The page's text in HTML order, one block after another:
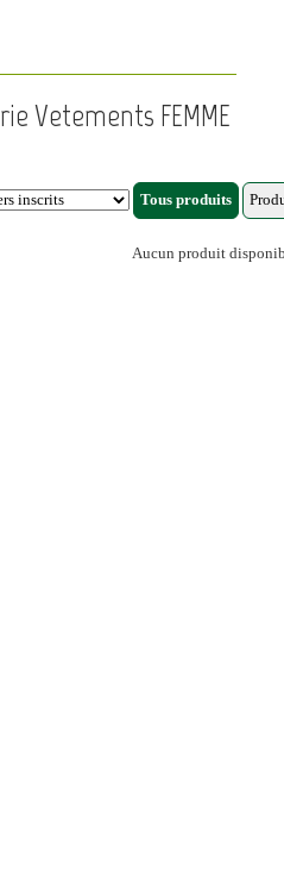
Vetements FEMME
Aucun produit